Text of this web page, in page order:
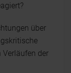
über
Verläufen der